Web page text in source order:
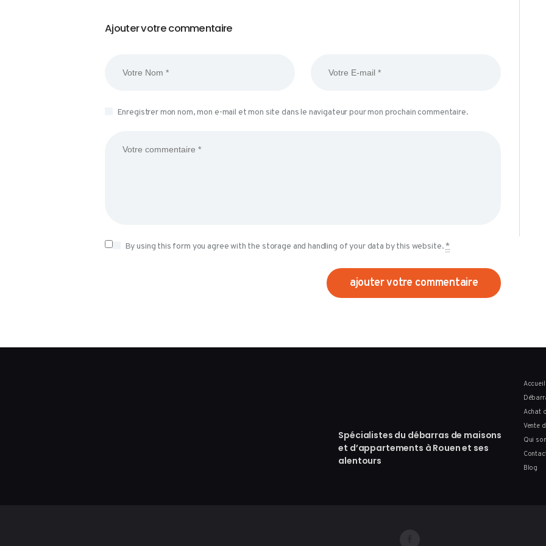
Ajouter votre commentaire
Enregistrer mon nom, mon e-mail et mon site dans le navigateur pour mon prochain commentaire.
By using this form you agree with the storage and handling of your data by this website.*
Spécialistes du débarras de maisons
et d’appartements à Rouen et ses
alentours
Accueil
Achat
Vente
Qui
Blog